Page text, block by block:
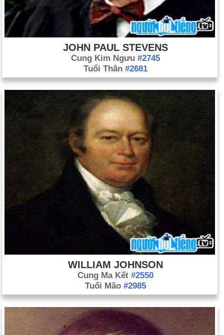
JOHN PAUL STEVENS
Cung Kim Ngưu #2745
Tuổi Thân #2681
WILLIAM JOHNSON
Cung Ma Kết #2550
Tuổi Mão #2985